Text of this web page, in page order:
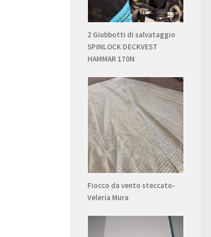
2 Giubbotti di salvataggio
SPINLOCK DECKVEST
HAMMAR 170N
Fiocco da vento steccato-
Veleria Mura